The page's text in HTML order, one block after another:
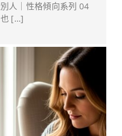
人｜性格傾向系列 04
[…]